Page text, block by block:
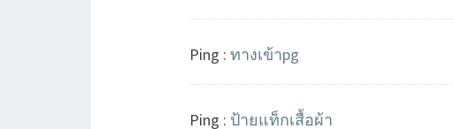
Ping : ทางเข้าpg
Ping : ป้ายแท็กเสื้อผ้า